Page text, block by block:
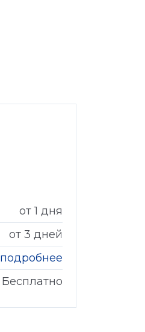
от 1 дня
от 3 дней
подробнее
Бесплатно